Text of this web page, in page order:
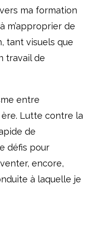
ma formation
à m’approprier de
tant visuels que
travail de
entre
ère. Lutte contre la
de
défis pour
encore,
à laquelle je